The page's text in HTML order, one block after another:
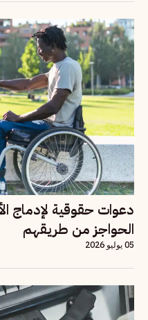
دعوات حقوقية لإدماج
الحواجز من طريقهم
05 يوليو 2026